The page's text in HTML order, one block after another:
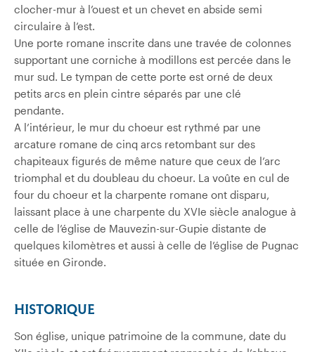
clocher-mur à l’ouest et un chevet en abside semi
circulaire à l’est.
Une porte romane inscrite dans une travée de colonnes
supportant une corniche à modillons est percée dans le
mur sud. Le tympan de cette porte est orné de deux
petits arcs en plein cintre séparés par une clé
pendante.
A l’intérieur, le mur du choeur est rythmé par une
arcature romane de cinq arcs retombant sur des
chapiteaux figurés de même nature que ceux de l’arc
triomphal et du doubleau du choeur. La voûte en cul de
four du choeur et la charpente romane ont disparu,
laissant place à une charpente du XVIe siècle analogue à
celle de l’église de Mauvezin-sur-Gupie distante de
quelques kilomètres et aussi à celle de l’église de Pugnac
située en Gironde.
HISTORIQUE
Son église, unique patrimoine de la commune, date du